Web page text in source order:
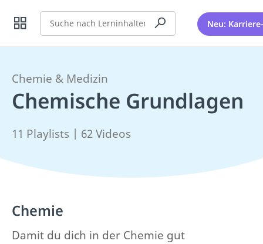
Suche Neu:
Chemie & Medizin
Chemische Grundlagen
11 Playlists | 62 Videos
Chemie
Damit du dich in der Chemie gut